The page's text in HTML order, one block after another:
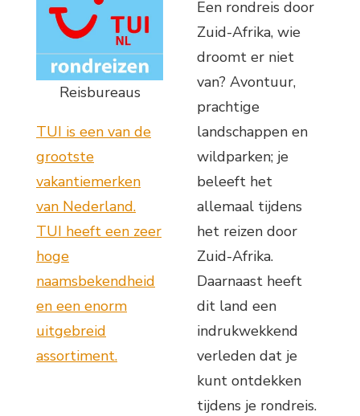
Reisbureaus
TUI is een van de
grootste
vakantiemerken
van Nederland.
TUI heeft een zeer
hoge
naamsbekendheid
en een enorm
uitgebreid
assortiment.
Een rondreis door
Zuid-Afrika, wie
droomt er niet
van? Avontuur,
prachtige
landschappen en
wildparken; je
beleeft het
allemaal tijdens
het reizen door
Zuid-Afrika.
Daarnaast heeft
dit land een
indrukwekkend
verleden dat je
kunt ontdekken
tijdens je rondreis.